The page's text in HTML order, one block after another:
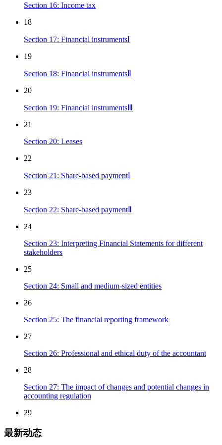
Section 16: Income tax
18
Section 17: Financial instrumentsⅠ
19
Section 18: Financial instrumentsⅡ
20
Section 19: Financial instrumentsⅢ
21
Section 20: Leases
22
Section 21: Share-based paymentⅠ
23
Section 22: Share-based paymentⅡ
24
Section 23: Interpreting Financial Statements for different
stakeholders
25
Section 24: Small and medium-sized entities
26
Section 25: The financial reporting framework
27
Section 26: Professional and ethical duty of the accountant
28
Section 27: The impact of changes and potential changes in
accounting regulation
29
最新动态